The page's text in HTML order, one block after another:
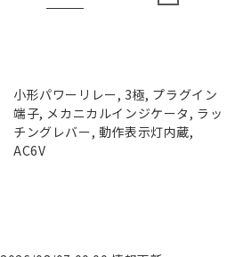
小形パワーリレー, 3極, プラグイン
端子, メカニカルインジケータ, ラッ
チングレバー, 動作表示灯内蔵,
AC6V